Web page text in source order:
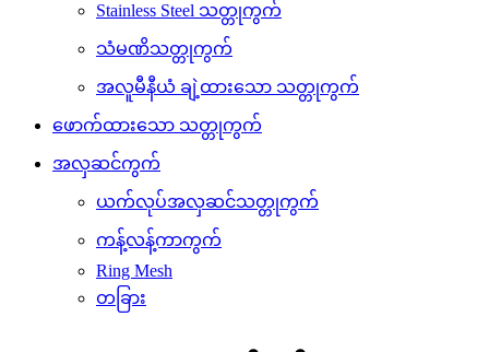
Stainless Steel သတ္တုကွက်
သံမဏိသတ္တုကွက်
အလူမီနီယံ ချဲ့ထားသော သတ္တုကွက်
ဖောက်ထားသော သတ္တုကွက်
အလှဆင်ကွက်
ယက်လုပ်အလှဆင်သတ္တုကွက်
ကန့်လန့်ကာကွက်
Ring Mesh
တခြား